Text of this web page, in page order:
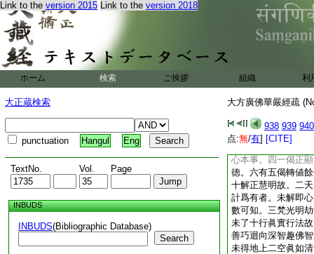
Link to the version 2015 Link to the version 2018
ホーム 検索 ご挨拶 組織 利
大正蔵検索
punctuation Hangul Eng
TextNo. Vol. Page
INBUDS
INBUDS(Bibliographic Database)
Search
大方廣佛華嚴經疏
938 939 940
点:無/有] [CITE]
謂意趣。後類通餘
二覩用獲益。即證
因縁。次則得下正
所由。三慶益稱讃
寂之用。後二總結
下明出所因。於中
中先以偈答。後會
分二。前七十九頌
答得法時節。前中
正是發心之時。有
總標。二有八偈顯
心本事。四一偈正
徳。六有五偈轉値
十解正慧明故。二
計爲有者。未解即
數可知。三梵光明
未了十行眞實行法
善巧迴向深智趣佛
未得地上二空眞如